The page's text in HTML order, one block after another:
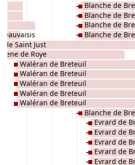
de Saint Just
de Roye
Waléran de Breteuil
Waléran de Breteuil
Waléran de Breteuil
Waléran de Breteuil
Waléran de Breteuil
Blanche de
Blanche de
Blanche de
Blanche de
Blanche de
Evrard de
Evrard de
Evrard de
Evrard de
Evrard de